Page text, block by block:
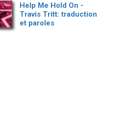
Help Me Hold On -
Travis Tritt: traduction
et paroles